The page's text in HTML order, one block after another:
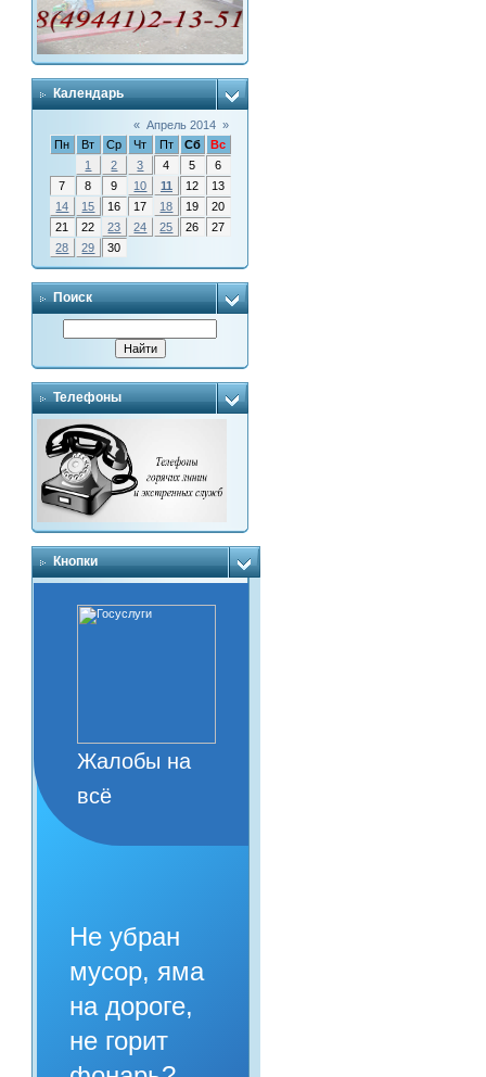
Календарь
« Апрель 2014 »
Пн
Вт Ср Чт Пт Сб
Вс
1
2 3 4 5
6
7
8 9 10 11 12
13
14
15 16 17 18 19
20
21
22 23 24 25 26
27
28
29 30
Поиск
Телефоны
Кнопки
Жалобы на
всё
Не убран
мусор, яма
на дороге,
не горит